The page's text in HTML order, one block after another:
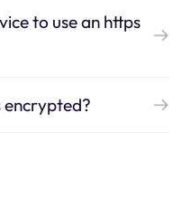
to use an https